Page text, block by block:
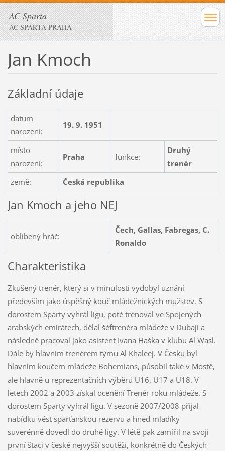
AC Sparta
AC SPARTA PRAHA
Jan Kmoch
Základní údaje
datum
narození:
19. 9. 1951
místo
narození:
Praha funkce:
Druhý
trenér
země:
Česká republika
Jan Kmoch a jeho NEJ
oblíbený hráč:
Čech, Gallas, Fabregas, C.
Ronaldo
Charakteristika
Zkušený trenér, který si v minulosti vydobyl uznání
především jako úspěšný kouč mládežnických mužstev. S
dorostem Sparty vyhrál ligu, poté trénoval ve Spojených
arabských emirátech, dělal šéftrenéra mládeže v Dubaji a
následně pracoval jako asistent Ivana Haška v klubu Al Wasl.
Dále by hlavním trenérem týmu Al Khaleej. V Česku byl
hlavním koučem mládeže Bohemians, působil také v Mostě,
ale hlavně u reprezentačních výběrů U16, U17 a U18. V
letech 2002 a 2003 získal ocenění Trenér roku mládeže. S
dorostem Sparty vyhrál ligu. V sezoně 2007/2008 přijal
nabídku vést sparťanskou rezervu a hned mladíky
suverénně dovedl do druhé ligy. V létě pak zamířil na svoji
první štaci v české nejvyšší soutěži, konkrétně do Českých